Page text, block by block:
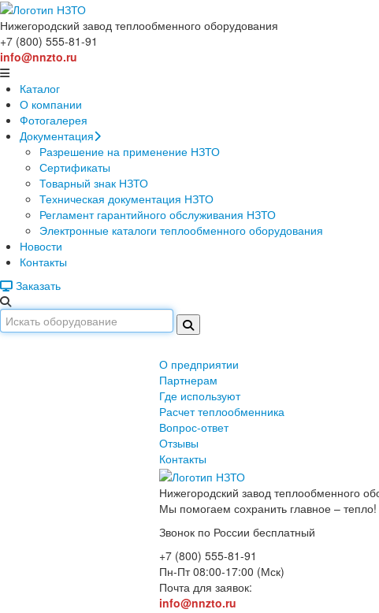
Нижегородский завод теплообменного оборудования
+7 (800) 555-81-91
info@nnzto.ru
Каталог
О компании
Фотогалерея
Документация
Разрешение на применение НЗТО
Сертификаты
Товарный знак НЗТО
Техническая документация НЗТО
Регламент гарантийного обслуживания НЗТО
Электронные каталоги теплообменного оборудования
Новости
Контакты
Заказать
О предприятии
Партнерам
Где используют
Расчет теплообменника
Вопрос-ответ
Отзывы
Контакты
Нижегородский завод теплообменного
Мы помогаем сохранить главное – тепло!
Звонок по России бесплатный
+7 (800) 555-81-91
Пн-Пт 08:00-17:00 (Мск)
Почта для заявок:
info@nnzto.ru